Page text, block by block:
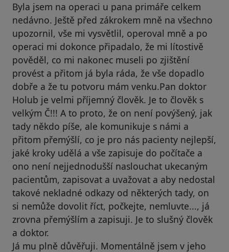
Byla jsem na operaci u pana primáře celkem
nedávno. Ještě před zákrokem mně na všechno
upozornil, vše mi vysvětlil, operoval mně a po
operaci mi dokonce připadalo, že mi lítostivě
pověděl, co mi nakonec museli po zjištění
provést a přitom já byla ráda, že vše dopadlo
dobře a že tu potvoru mám venku.Pan doktor
Holub je velmi příjemný člověk. Je to člověk s
velkým Č!!! A to proto, že on není povýšený, jak
tady někdo píše, ale komunikuje s námi a
přitom přemýšlí, co je pro nás pacienty nejlepší,
jaké kroky udělá a vše zapisuje do počítače a
ono není nejjednodušší naslouchat ukecaným
pacientům, zapisovat a uvažovat a aby nedostal
takové nekladné odkazy od některých tady, on
si nemůže dovolit říct, počkejte, nemluvte..., já
zrovna přemýšlím a zapisuji. Je to slušný člověk
a doktor.
Já mu plně důvěřuji. Momentálně jsem v jeho